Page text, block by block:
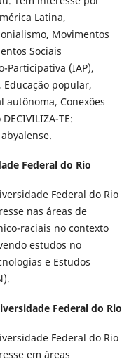
Latina,
Movimentos
Sociais
Participativa (IAP),
Educação popular,
autônoma, Conexões
TE:
Federal do Rio
Federal do Rio
nas áreas de
raciais no contexto
estudos no
e Estudos
Federal do Rio
Federal do Rio
em áreas